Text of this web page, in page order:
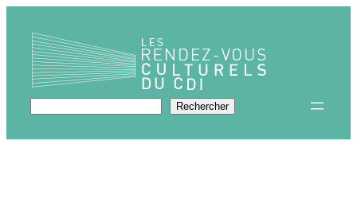
contenu
Rechercher Rechercher